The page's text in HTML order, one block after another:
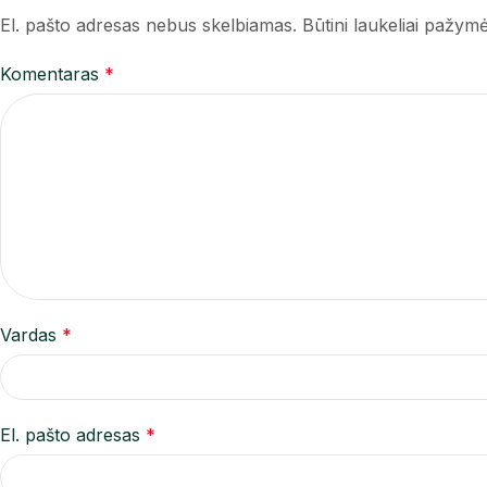
El. pašto adresas nebus skelbiamas. Būtini laukeliai
Komentaras *
Vardas *
El. pašto adresas *